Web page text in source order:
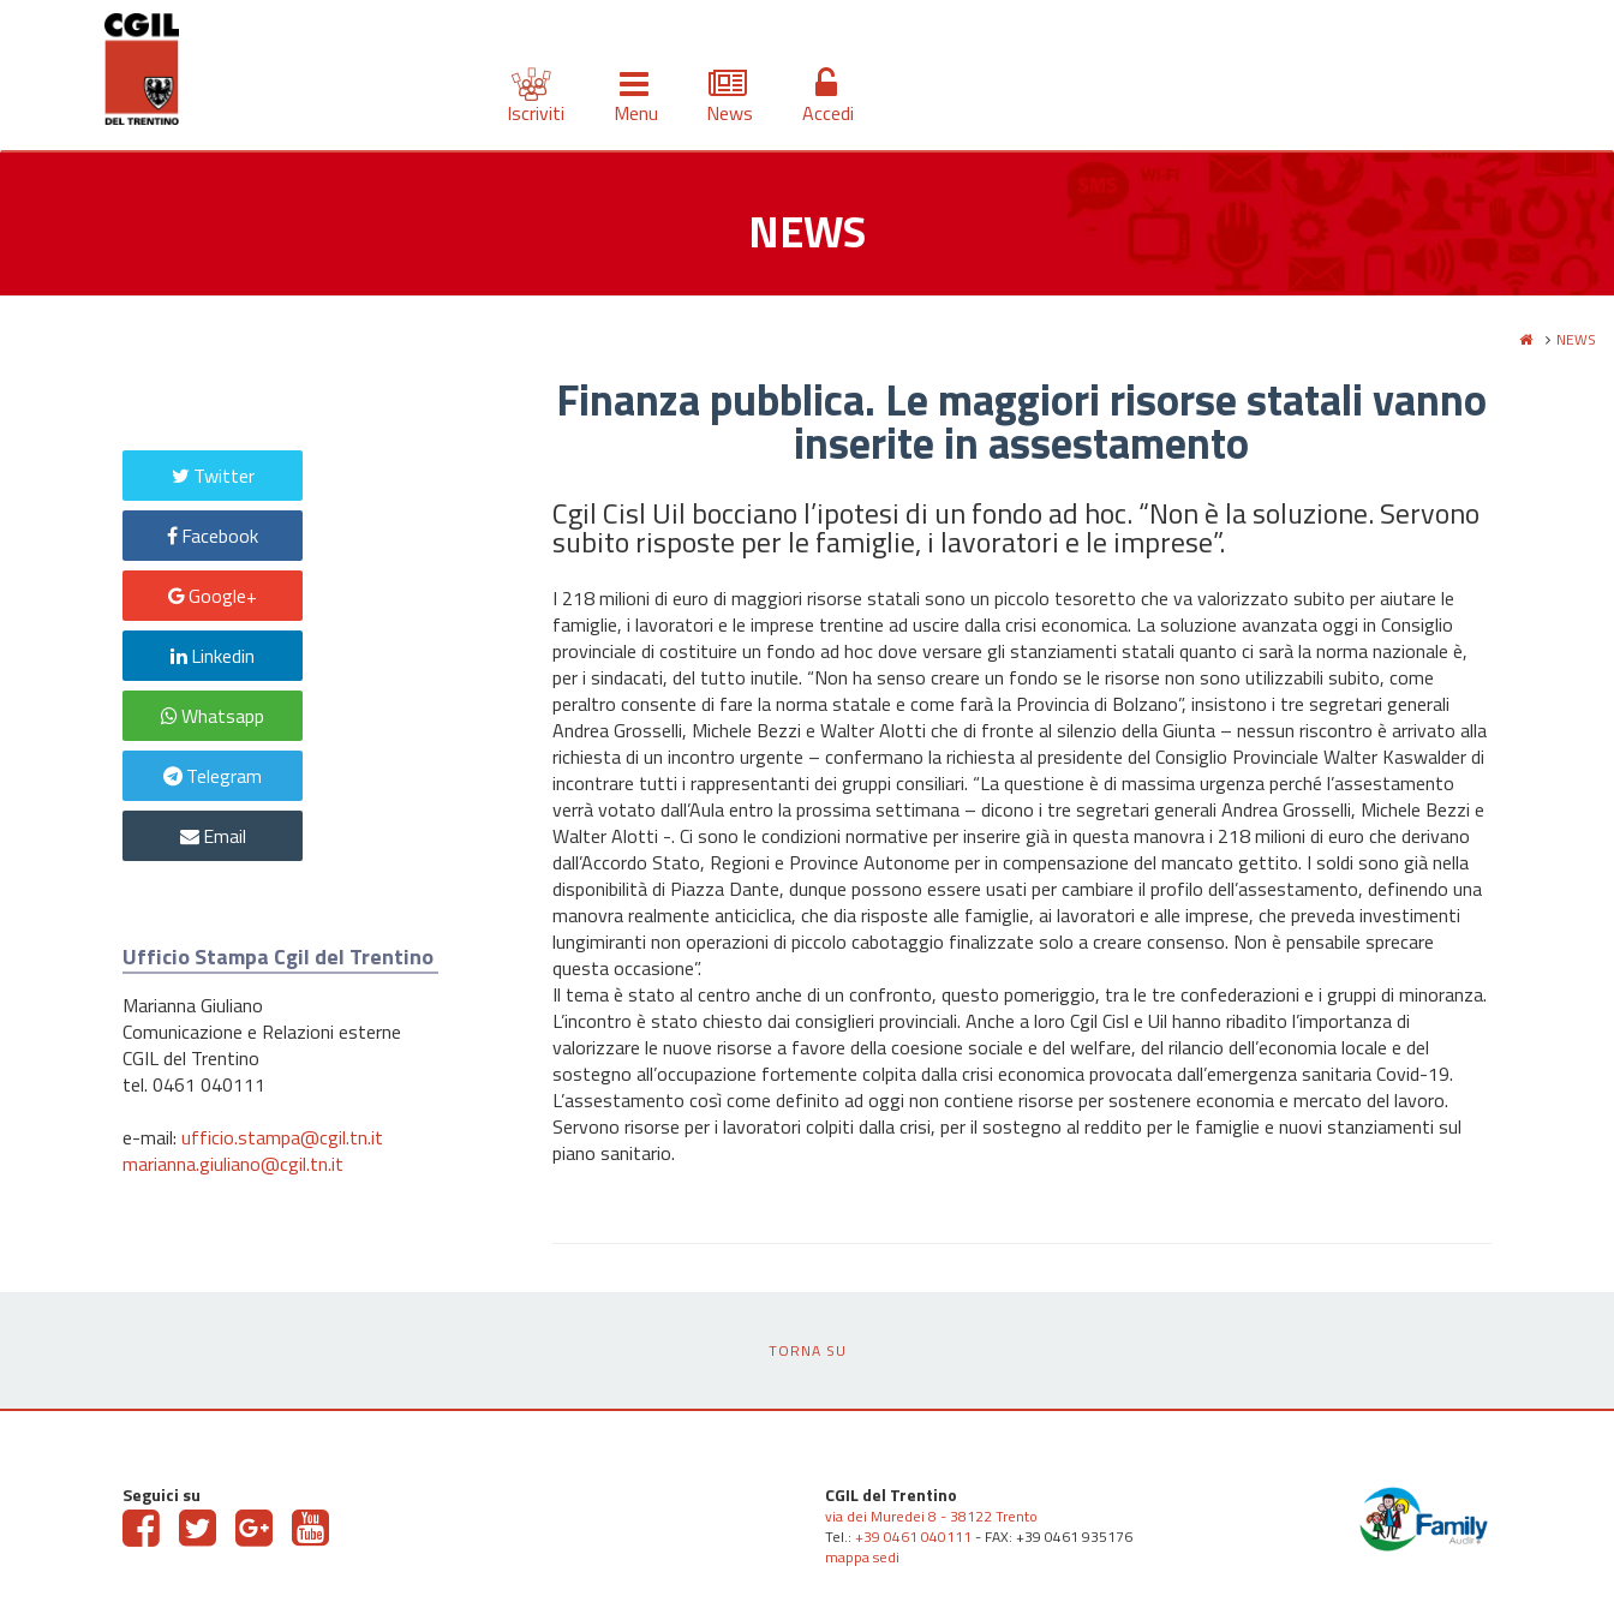
Iscriviti Menu News Accedi
NEWS
NEWS
Finanza pubblica. Le maggiori risorse statali vanno
inserite in assestamento
Cgil Cisl Uil bocciano l’ipotesi di un fondo ad hoc. “Non è la soluzione. Servono
subito risposte per le famiglie, i lavoratori e le imprese”.
I 218 milioni di euro di maggiori risorse statali sono un piccolo tesoretto che va valorizzato subito per aiutare le
famiglie, i lavoratori e le imprese trentine ad uscire dalla crisi economica. La soluzione avanzata oggi in Consiglio
provinciale di costituire un fondo ad hoc dove versare gli stanziamenti statali quanto ci sarà la norma nazionale è,
per i sindacati, del tutto inutile. “Non ha senso creare un fondo se le risorse non sono utilizzabili subito, come
peraltro consente di fare la norma statale e come farà la Provincia di Bolzano”, insistono i tre segretari generali
Andrea Grosselli, Michele Bezzi e Walter Alotti che di fronte al silenzio della Giunta – nessun riscontro è arrivato alla
richiesta di un incontro urgente – confermano la richiesta al presidente del Consiglio Provinciale Walter Kaswalder di
incontrare tutti i rappresentanti dei gruppi consiliari. “La questione è di massima urgenza perché l’assestamento
verrà votato dall’Aula entro la prossima settimana – dicono i tre segretari generali Andrea Grosselli, Michele Bezzi e
Walter Alotti -. Ci sono le condizioni normative per inserire già in questa manovra i 218 milioni di euro che derivano
dall’Accordo Stato, Regioni e Province Autonome per in compensazione del mancato gettito. I soldi sono già nella
disponibilità di Piazza Dante, dunque possono essere usati per cambiare il profilo dell’assestamento, definendo una
manovra realmente anticiclica, che dia risposte alle famiglie, ai lavoratori e alle imprese, che preveda investimenti
lungimiranti non operazioni di piccolo cabotaggio finalizzate solo a creare consenso. Non è pensabile sprecare
questa occasione”.
Il tema è stato al centro anche di un confronto, questo pomeriggio, tra le tre confederazioni e i gruppi di minoranza.
L’incontro è stato chiesto dai consiglieri provinciali. Anche a loro Cgil Cisl e Uil hanno ribadito l’importanza di
valorizzare le nuove risorse a favore della coesione sociale e del welfare, del rilancio dell’economia locale e del
sostegno all’occupazione fortemente colpita dalla crisi economica provocata dall’emergenza sanitaria Covid-19.
L’assestamento così come definito ad oggi non contiene risorse per sostenere economia e mercato del lavoro.
Servono risorse per i lavoratori colpiti dalla crisi, per il sostegno al reddito per le famiglie e nuovi stanziamenti sul
piano sanitario.
Twitter
Facebook
Google+
Linkedin
Whatsapp
Telegram
Email
Ufficio Stampa Cgil del Trentino
Marianna Giuliano
Comunicazione e Relazioni esterne
CGIL del Trentino
tel. 0461 040111
e-mail: ufficio.stampa@cgil.tn.it
marianna.giuliano@cgil.tn.it
TORNA SU
Seguici su CGIL del Trentino
via dei Muredei 8 - 38122 Trento
Tel.: +39 0461 040111 - FAX: +39 0461 935176
mappa sedi